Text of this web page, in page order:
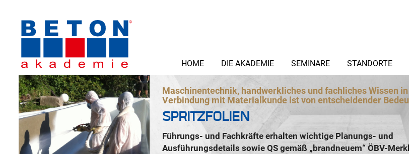
HOME DIE AKADEMIE SEMINARE STANDORTE
Maschinentechnik, handwerkliches und fachliches Wissen in
Verbindung mit Materialkunde ist von entscheidender
SPRITZFOLIEN
Führungs- und Fachkräfte erhalten wichtige Planungs- und
Ausführungsdetails sowie QS gemäß „brandneuem“ ÖBV-